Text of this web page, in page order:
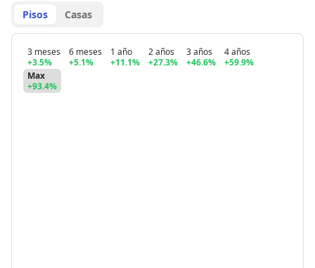
Pisos Casas
3 meses
+3.5%
6 meses
+5.1%
1 año
+11.1%
2 años
+27.3%
3 años
+46.6%
4 años
+59.9%
Max
+93.4%